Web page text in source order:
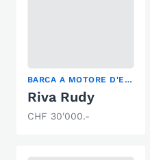
BARCA A MOTORE D'EPOCA
Riva Rudy
CHF 30'000.-